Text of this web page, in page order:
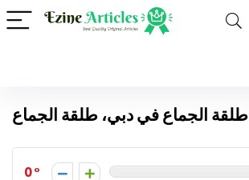
طلقة الجماع في دبي، طلقة الجماع
0